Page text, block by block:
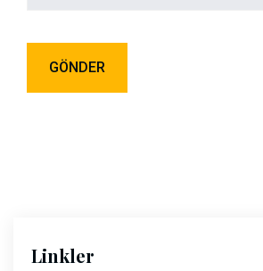
Linkler